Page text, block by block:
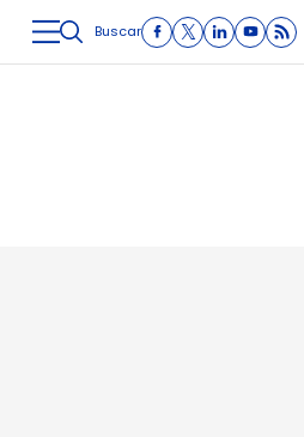
LOGÍSTICA INMOLOGÍSTICA
Buscar